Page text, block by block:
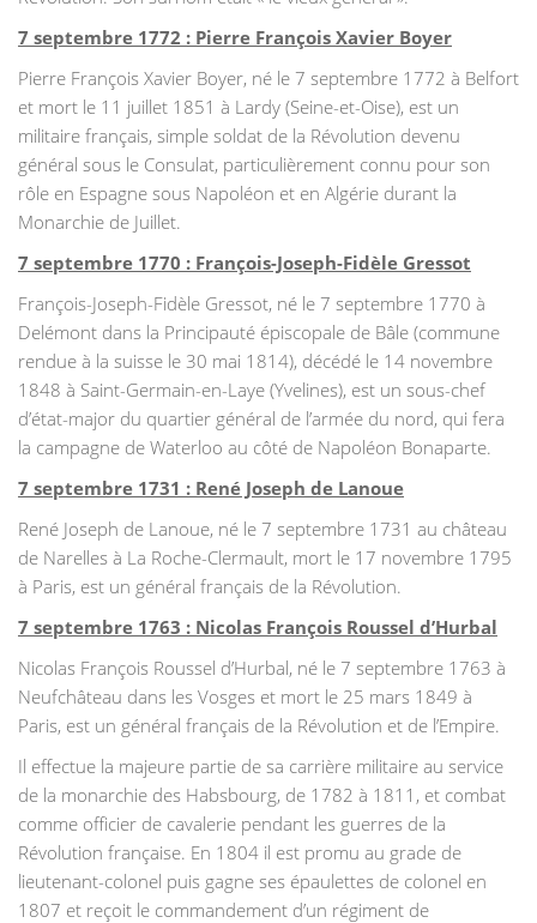
7 septembre 1772 : Pierre François Xavier Boyer
Pierre François Xavier Boyer, né le 7 septembre 1772 à Belfort
et mort le 11 juillet 1851 à Lardy (Seine-et-Oise), est un
militaire français, simple soldat de la Révolution devenu
général sous le Consulat, particulièrement connu pour son
rôle en Espagne sous Napoléon et en Algérie durant la
Monarchie de Juillet.
7 septembre 1770 : François-Joseph-Fidèle Gressot
François-Joseph-Fidèle Gressot, né le 7 septembre 1770 à
Delémont dans la Principauté épiscopale de Bâle (commune
rendue à la suisse le 30 mai 1814), décédé le 14 novembre
1848 à Saint-Germain-en-Laye (Yvelines), est un sous-chef
d’état-major du quartier général de l’armée du nord, qui fera
la campagne de Waterloo au côté de Napoléon Bonaparte.
7 septembre 1731 : René Joseph de Lanoue
René Joseph de Lanoue, né le 7 septembre 1731 au château
de Narelles à La Roche-Clermault, mort le 17 novembre 1795
à Paris, est un général français de la Révolution.
7 septembre 1763 : Nicolas François Roussel d’Hurbal
Nicolas François Roussel d’Hurbal, né le 7 septembre 1763 à
Neufchâteau dans les Vosges et mort le 25 mars 1849 à
Paris, est un général français de la Révolution et de l’Empire.
Il effectue la majeure partie de sa carrière militaire au service
de la monarchie des Habsbourg, de 1782 à 1811, et combat
comme officier de cavalerie pendant les guerres de la
Révolution française. En 1804 il est promu au grade de
lieutenant-colonel puis gagne ses épaulettes de colonel en
1807 et reçoit le commandement d’un régiment de